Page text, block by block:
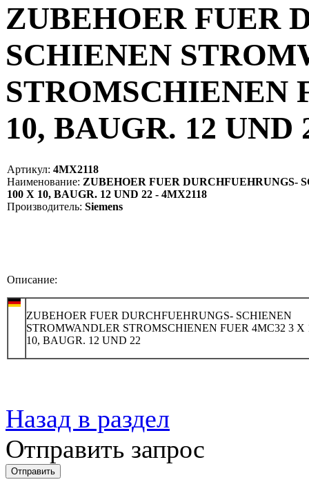
ZUBEHOER FUER
SCHIENEN
STROMSCHIENEN
10, BAUGR. 12 UND
Артикул: 4MX2118
Наименование: ZUBEHOER FUER DURCHFUEHRUNGS-
100 X 10, BAUGR. 12 UND 22 - 4MX2118
Производитель: Siemens
Описание:
ZUBEHOER FUER DURCHFUEHRUNGS- SCHIENEN
STROMWANDLER STROMSCHIENEN FUER 4MC32 3 X
10, BAUGR. 12 UND 22
Назад в раздел
Отправить запрос